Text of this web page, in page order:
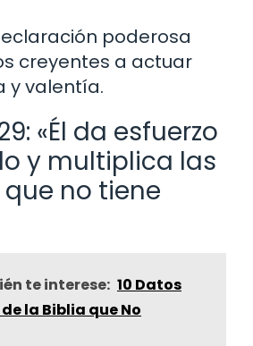
poderosa
creyentes a actuar
y valentía.
«Él da esfuerzo
y multiplica las
no tiene
te interese: 10 Datos
la Biblia que No